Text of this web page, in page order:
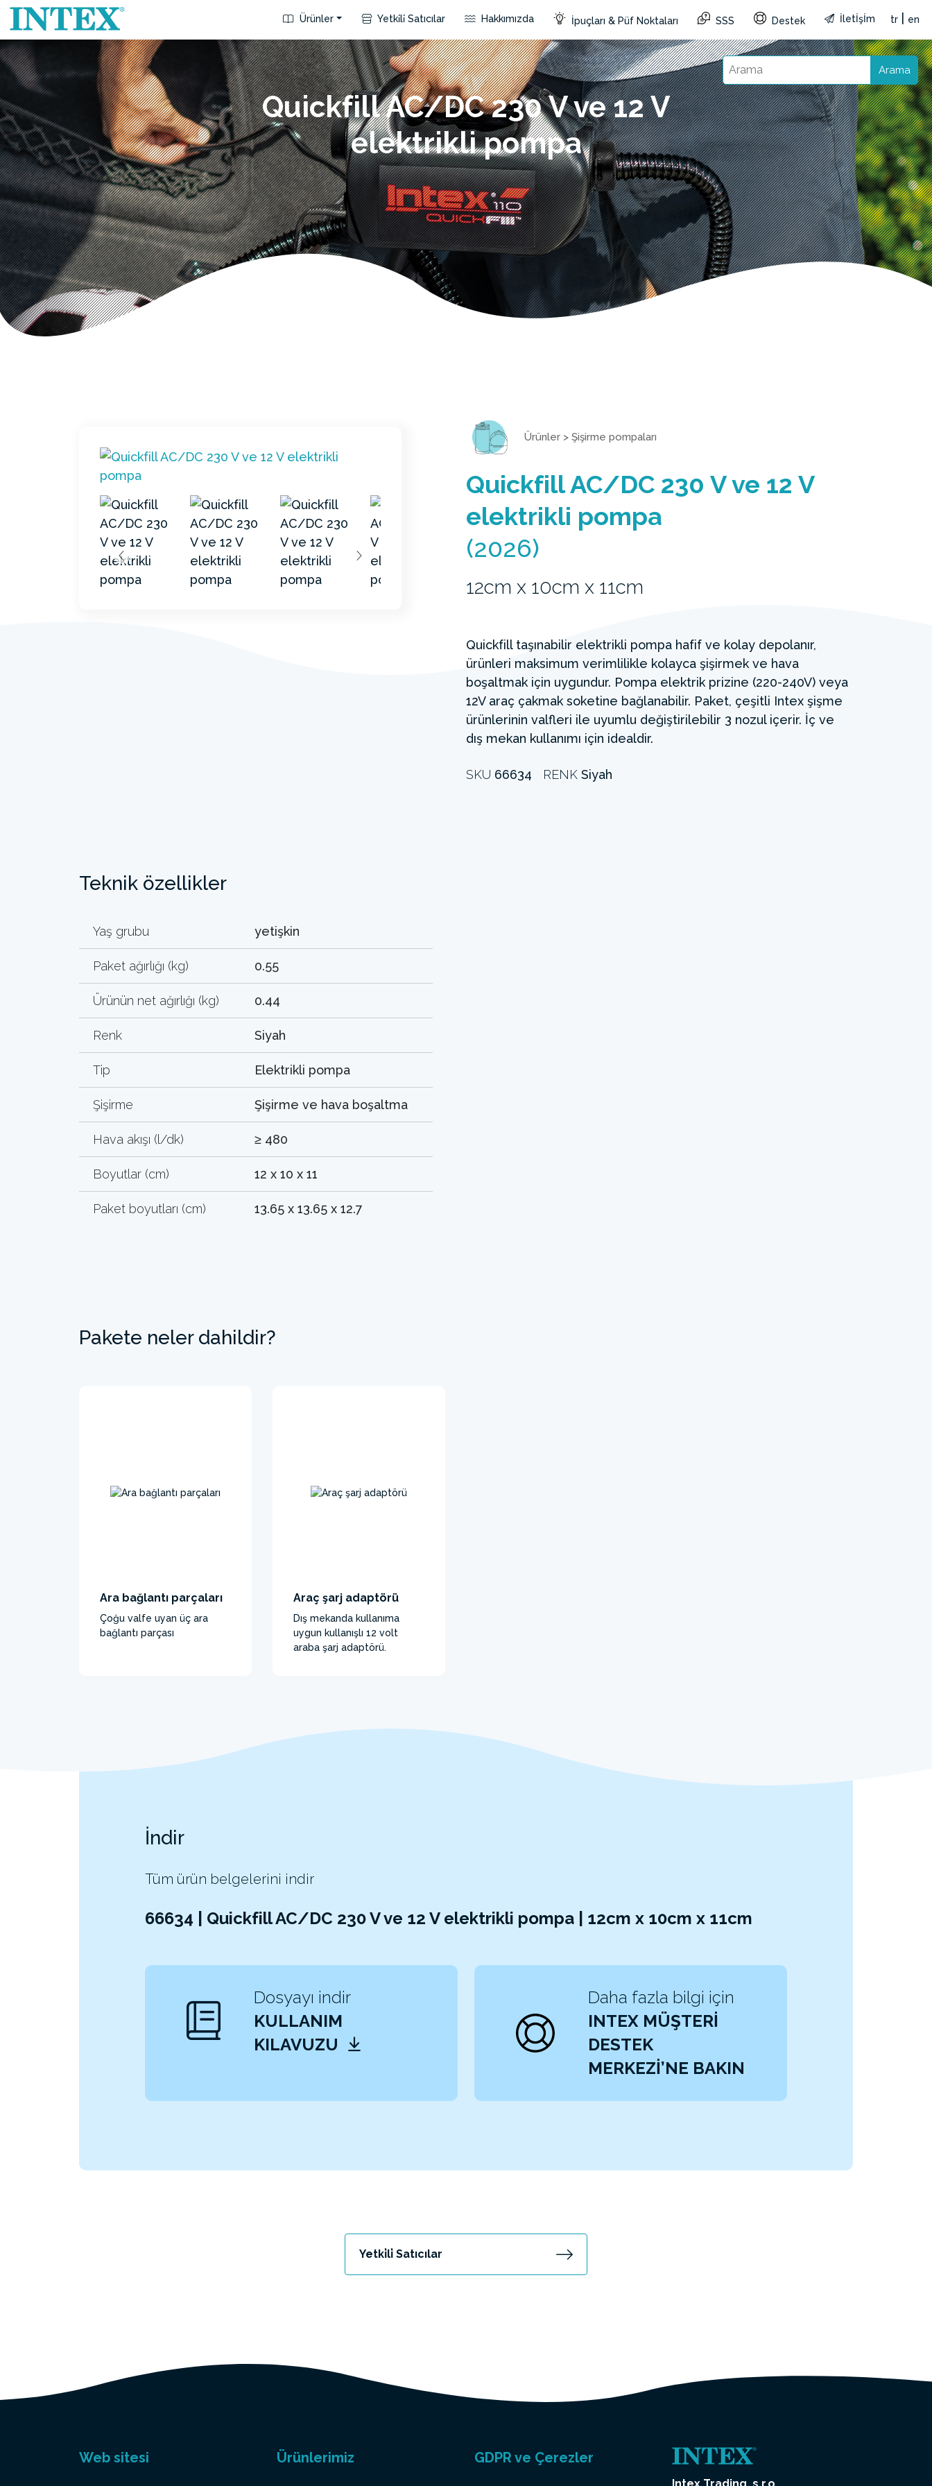
Ürünler Yetki̇li̇ Satıcılar Hakkımızda İpuçları & Püf Noktaları SSS Destek İletİşİm tr en
Arama
Quickfill AC/DC 230 V ve 12 V
elektrikli pompa
Ürünler > Şişirme pompaları
Quickfill AC/DC 230 V ve 12 V
elektrikli pompa
(2026)
12cm x 10cm x 11cm
Quickfill taşınabilir elektrikli pompa hafif ve kolay depolanır,
ürünleri maksimum verimlilikle kolayca şişirmek ve hava
boşaltmak için uygundur. Pompa elektrik prizine (220-240V) veya
12V araç çakmak soketine bağlanabilir. Paket, çeşitli Intex şişme
ürünlerinin valfleri ile uyumlu değiştirilebilir 3 nozul içerir. İç ve
dış mekan kullanımı için idealdir.
SKU 66634 RENK Siyah
Teknik özellikler
Yaş grubu yetişkin
Paket ağırlığı (kg) 0.55
Ürünün net ağırlığı (kg) 0.44
Renk Siyah
Tip Elektrikli pompa
Şişirme Şişirme ve hava boşaltma
Hava akışı (l/dk) ≥ 480
Boyutlar (cm) 12 x 10 x 11
Paket boyutları (cm) 13.65 x 13.65 x 12.7
Pakete neler dahildir?
Ara bağlantı parçaları
Çoğu valfe uyan üç ara
bağlantı parçası
Araç şarj adaptörü
Dış mekanda kullanıma
uygun kullanışlı 12 volt
araba şarj adaptörü.
İndir
Tüm ürün belgelerini indir
66634 | Quickfill AC/DC 230 V ve 12 V elektrikli pompa | 12cm x 10cm x 11cm
Dosyayı indir
KULLANIM
KILAVUZU
Daha fazla bilgi için
INTEX MÜŞTERİ
DESTEK
MERKEZİ’NE BAKIN
Yetki̇li̇ Satıcılar
Web sitesi Ürünlerimiz GDPR ve Çerezler